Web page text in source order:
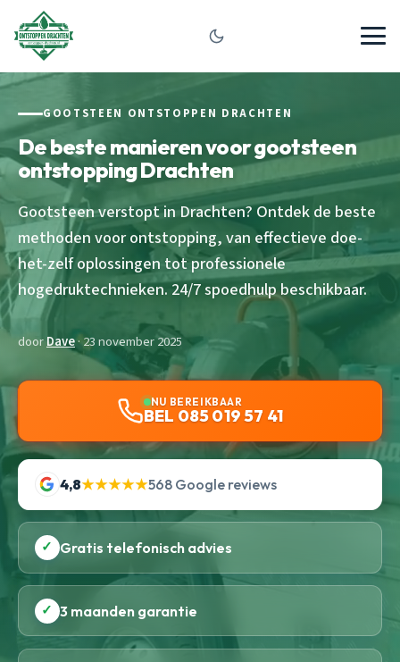
GOOTSTEEN ONTSTOPPEN DRACHTEN
De beste manieren voor gootsteen
ontstopping Drachten
Gootsteen verstopt in Drachten? Ontdek de beste
methoden voor ontstopping, van effectieve doe-
het-zelf oplossingen tot professionele
hogedruktechnieken. 24/7 spoedhulp beschikbaar.
doorDave· 23 november 2025
NU BEREIKBAAR
BEL 085 019 57 41
4,8★★★★★568 Google reviews
✓ Gratis telefonisch advies
✓ 3 maanden garantie